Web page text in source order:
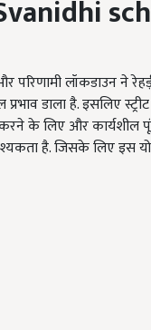
परिणामी लॉकडाउन ने
डाला है. इसलिए
के लिए और कार्यशील
है. जिसके लिए इस